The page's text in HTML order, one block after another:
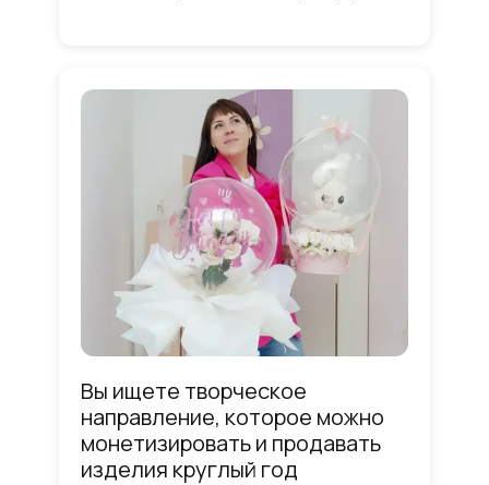
Вы ищете творческое
направление, которое можно
монетизировать и продавать
изделия круглый год